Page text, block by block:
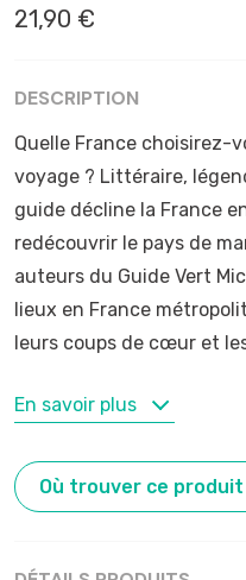
21,90 €
DESCRIPTION
Quelle France choisirez-
voyage ? Littéraire,
guide décline la France
redécouvrir le pays de
auteurs du Guide Vert
lieux en France
leurs coups de cœur et
MOTS-CLÉS
thématique
En savoir plus
Où trouver ce produit